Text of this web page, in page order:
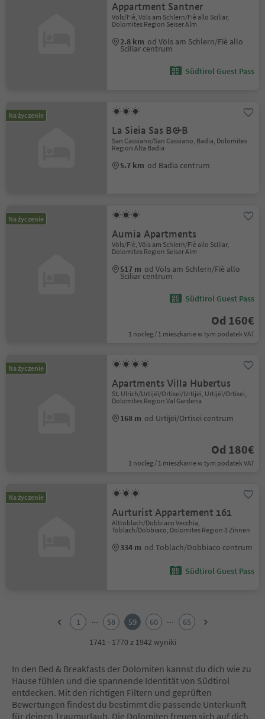
Appartment Santner
Völs/Fiè, Völs am Schlern/Fiè allo Sciliar,
Dolomites Region Seiser Alm
2.8 km od Völs am Schlern/Fiè allo
Sciliar centrum
Südtirol Guest Pass
Na życzenie
La Sieia Sas B&B
San Cassiano/San Cassiano, Badia, Dolomites
Region Alta Badia
5.7 km od Badia centrum
Na życzenie
Aumia Apartments
Völs/Fiè, Völs am Schlern/Fiè allo Sciliar,
Dolomites Region Seiser Alm
517 m od Völs am Schlern/Fiè allo
Sciliar centrum
Südtirol Guest Pass
Od 160€
1 nocleg / 1 mieszkanie w tym podatek VAT
Na życzenie
Apartments Villa Hubertus
St. Ulrich/Urtijëi/Ortisei/Urtijëi, Urtijëi/Ortisei,
Dolomites Region Val Gardena
168 m od Urtijëi/Ortisei centrum
Od 180€
1 nocleg / 1 mieszkanie w tym podatek VAT
Na życzenie
Aurturist Appartement 161
Alttoblach/Dobbiaco Vecchia,
Toblach/Dobbiaco, Dolomites Region 3 Zinnen
334 m od Toblach/Dobbiaco centrum
Südtirol Guest Pass
10
1 ... 58 59 60 ...
65
1741 - 1770 z 1942 wyniki
In den Bed & Breakfasts der Dolomiten kannst du dich wie zu
Hause fühlen und die spannende Identität von Südtirol
entdecken. Mit den richtigen Filtern und geprüften
Bewertungen findest du bestimmt die passende Unterkunft
für deinen Traumurlaub. Die Dolomiten freuen sich auf dich.